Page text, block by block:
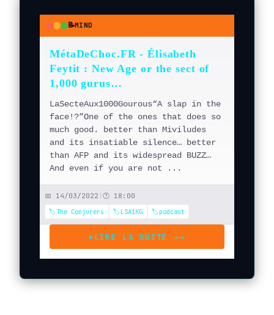
● ● ●📝MIND
MétaDeChoc.FR - Élisabeth
Feytit : New Age or the sect of
1,000 gurus…
LaSecteAux1000Gourous“A slap in the
face!?”One of the ones that does so
much good. better than Miviludes
and its insatiable silence… better
than AFP and its widespread BUZZ…
And even if you are not ...
📅 14/03/2022 🕐 18:00
🏷️The Conjurers
🏷️LSA1KG 🏷️podcast
▶LIRE LA SUITE →→